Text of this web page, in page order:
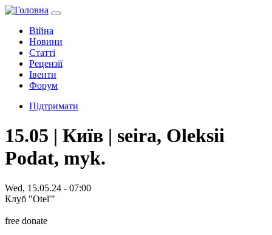
Війна
Новини
Статті
Рецензії
Івенти
Форум
Підтримати
15.05 | Київ | seira, Oleksii
Podat, myk.
Wed, 15.05.24 - 07:00
Клуб "Otel'"
free donate